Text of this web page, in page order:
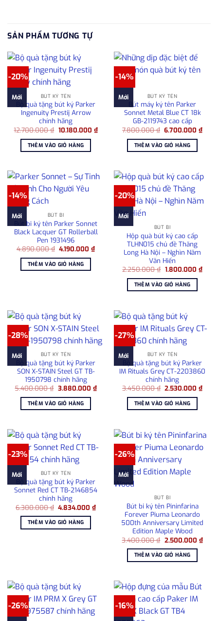
SẢN PHẨM TƯƠNG TỰ
-20%
Mới BÚT KÝ TÊN
Bộ quà tặng bút ký Parker
Ingenuity Prestij Arrow
chính hãng
12.700.000₫ Giá
là:
12.700.000 ₫.
10.180.000 ₫Giá
hiện
10.180.000 ₫.
THÊM VÀO GIỎ HÀNG
-14%
Mới BÚT KÝ TÊN
Bút máy ký tên Parker
Sonnet Metal Blue CT 18k
GB-2119743 cao cấp
7.800.000₫ Giá
là:
7.800.000 ₫.
6.700.000₫Giá
hiện
THÊM VÀO GIỎ HÀNG
-14%
Mới BÚT BI
Bút bi ký tên Parker Sonnet
Black Lacquer GT Rollerball
Pen 1931496
4.890.000₫ Giá
là:
4.890.000 ₫.
4.190.000₫Giá
hiện
4.190.000 ₫.
THÊM VÀO GIỎ HÀNG
-20%
Mới
BÚT BI
Hộp quà bút ký cao cấp
TLHN015 chủ đề Thăng
Long Hà Nội – Nghìn Năm
Văn Hiến
2.250.000₫ Giá
là:
2.250.000 ₫.
1.800.000 ₫Giá
hiện
THÊM VÀO GIỎ HÀNG
-28%
Mới BÚT KÝ TÊN
Bộ quà tặng bút ký Parker
SON X-STAIN Steel GT TB-
1950798 chính hãng
5.400.000₫ Giá
là:
5.400.000 ₫.
3.880.000 ₫Giá
hiện
3.880.000 ₫.
THÊM VÀO GIỎ HÀNG
-27%
Mới BÚT KÝ TÊN
Bộ quà tặng bút ký Parker
IM Rituals Grey CT-2203860
chính hãng
3.450.000₫ Giá
là:
3.450.000 ₫.
2.530.000₫Giá
hiện
THÊM VÀO GIỎ HÀNG
-23%
Mới BÚT KÝ TÊN
Bộ quà tặng bút ký Parker
Sonnet Red CT TB-2146854
chính hãng
6.300.000₫ Giá
là:
6.300.000 ₫.
4.834.000₫Giá
hiện
4.834.000 ₫.
THÊM VÀO GIỎ HÀNG
-26%
Mới
BÚT BI
Bút bi ký tên Pininfarina
Forever Piuma Leonardo
500th Anniversary Limited
Edition Maple Wood
3.400.000₫ Giá
là:
3.400.000 ₫.
2.500.000 ₫Giá
hiện
THÊM VÀO GIỎ HÀNG
-26% -16%